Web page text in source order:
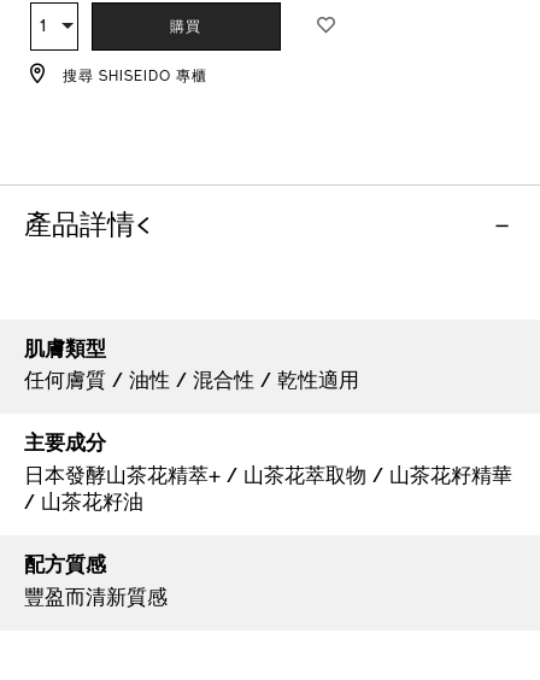
TO
CART
OPTIONS
ACTIONS
數
量
1 購買
搜尋 SHISEIDO 專櫃
產品詳情<
肌膚類型
任何膚質 / 油性 / 混合性 / 乾性適用
主要成分
日本發酵山茶花精萃+ / 山茶花萃取物 / 山茶花籽精華
/ 山茶花籽油
配方質感
豐盈而清新質感